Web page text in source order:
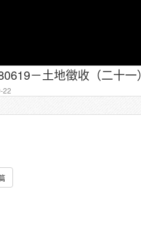
－土地徵收（二十一）
22